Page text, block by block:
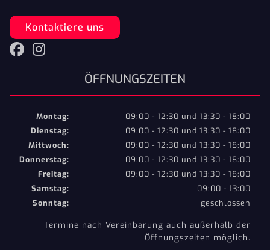
Kontaktiere uns
ÖFFNUNGSZEITEN
Montag:
09:00 - 12:30 und 13:30 - 18:00
Dienstag:
09:00 - 12:30 und 13:30 - 18:00
Mittwoch:
09:00 - 12:30 und 13:30 - 18:00
Donnerstag:
09:00 - 12:30 und 13:30 - 18:00
Freitag:
09:00 - 12:30 und 13:30 - 18:00
Samstag:
09:00 - 13:00
Sonntag:
geschlossen
Termine nach Vereinbarung auch außerhalb der
Öffnungszeiten möglich.